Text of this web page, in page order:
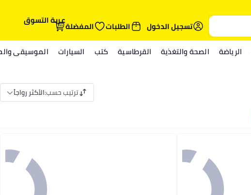
تسجيل الدخول
الطلبات المفضلةعربة التسوق
الرياضة الصحة والتغذية القرطاسية كتب السيارات الموسيقى
ترتيب حسب:الأكثر رواجاً